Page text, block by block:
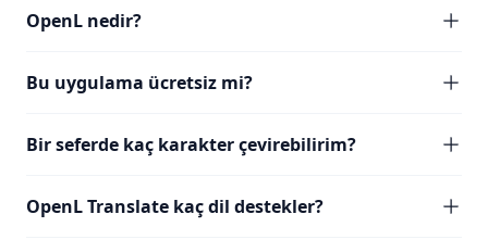
OpenL nedir?
Bu uygulama ücretsiz mi?
Bir seferde kaç karakter çevirebilirim?
OpenL Translate kaç dil destekler?